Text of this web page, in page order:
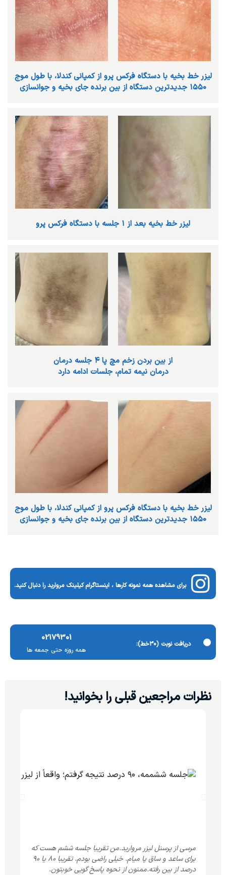
ليزر خط بخيه با دستگاه فركس پرو از كمپاني كندلا، با طول موج
١٥٥٠ جديدترين دستگاه از بين برنده جاي بخيه و جوانسازي
لیزر خط بخیه بعد از ۱ جلسه با دستگاه فرکس پرو
از بین بردن زخم مچ پا ۴ جلسه درمان
درمان نیمه تمام، جلسات ادامه دارد
ليزر خط بخيه با دستگاه فركس پرو از كمپاني كندلا، با طول موج
١٥٥٠ جديدترين دستگاه از بين برنده جاي بخيه و جوانسازي
برای مشاهده همه نمونه کارها ، اینستاگرام کیلینک مروارید را دنبال کنید.
دریافت نوبت (٣٠خط):
02179301
ھمه روزه حتی جمعه ھا
نظرات مراجعین قبلی را بخوانید!
مرسی از پرسنل لیزر مروارید.من تقریبا جلسه ششم هست که
برای ساعد و ساق پا میام. خیلی راضی بودم. تقریبا 80 یا 90
درصد از بین رفته.ممنون از نحوه پاسخ گویی خوبتون.